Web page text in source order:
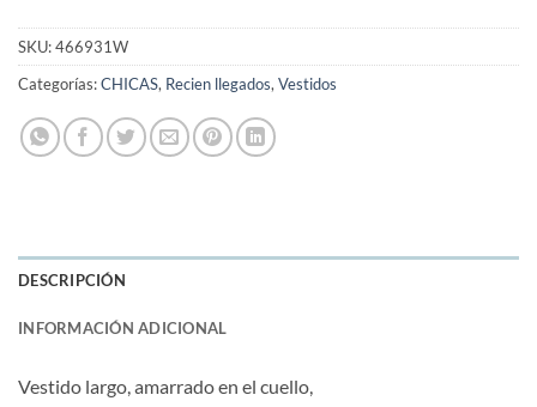
SKU:466931W
Categorías:CHICAS, Recien llegados,Vestidos
DESCRIPCIÓN
INFORMACIÓN ADICIONAL
Vestido largo, amarrado en el cuello,